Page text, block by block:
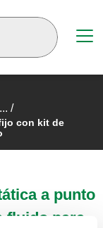
... /
con kit de
a punto
fluido para